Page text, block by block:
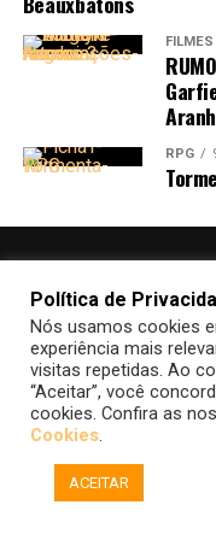
Estudante de
longa.
Pontos Negativos
Em uma escolha de
FILMES
RPG
FALE CONOSCO
Política de
Nós usamos cookies
experiência mais
visitas repetidas. Ao
“Aceitar”, você
cookies. Confira as
Cookies.
ACEITAR